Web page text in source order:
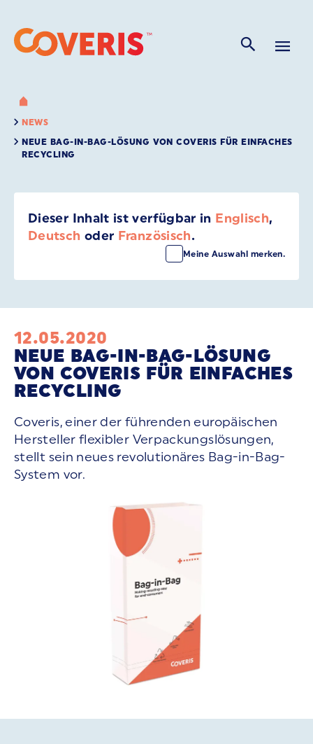
NEWS
NEUE BAG-IN-BAG-LÖSUNG VON COVERIS FÜR EINFACHES
RECYCLING
Dieser Inhalt ist verfügbar in Englisch,
Deutsch oder Französisch.
Meine Auswahl merken.
12.05.2020
NEUE BAG-IN-BAG-LÖSUNG
VON COVERIS FÜR EINFACHES
RECYCLING
Coveris, einer der führenden europäischen
Hersteller flexibler Verpackungslösungen,
stellt sein neues revolutionäres Bag-in-Bag-
System vor.